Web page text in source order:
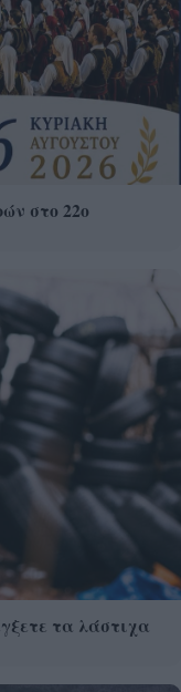
στο 22ο
τα λάστιχα